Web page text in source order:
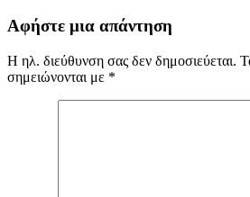
Αφήστε μια απάντηση
Η ηλ. διεύθυνση σας δεν δημοσιεύεται.
σημειώνονται με *